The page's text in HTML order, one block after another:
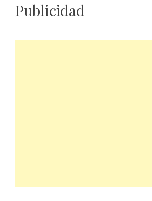
Publicidad